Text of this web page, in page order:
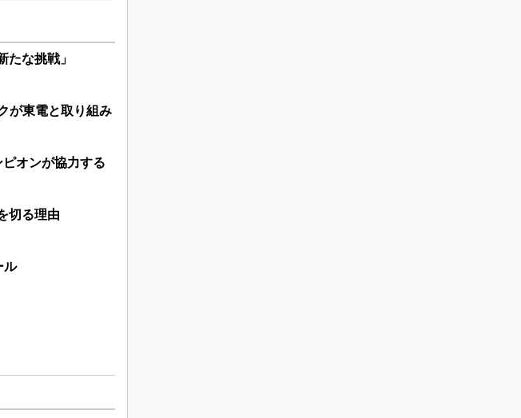
な挑戦」
が東電と取り組み
オンが協力する
切る理由
ル